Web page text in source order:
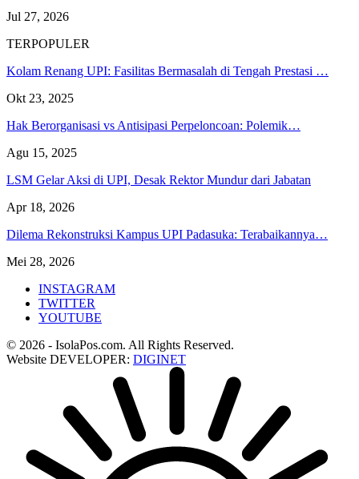
Jul 27, 2026
TERPOPULER
Kolam Renang UPI: Fasilitas Bermasalah di Tengah Prestasi …
Okt 23, 2025
Hak Berorganisasi vs Antisipasi Perpeloncoan: Polemik…
Agu 15, 2025
LSM Gelar Aksi di UPI, Desak Rektor Mundur dari Jabatan
Apr 18, 2026
Dilema Rekonstruksi Kampus UPI Padasuka: Terabaikannya…
Mei 28, 2026
INSTAGRAM
TWITTER
YOUTUBE
© 2026 - IsolaPos.com. All Rights Reserved.
Website DEVELOPER: DIGINET